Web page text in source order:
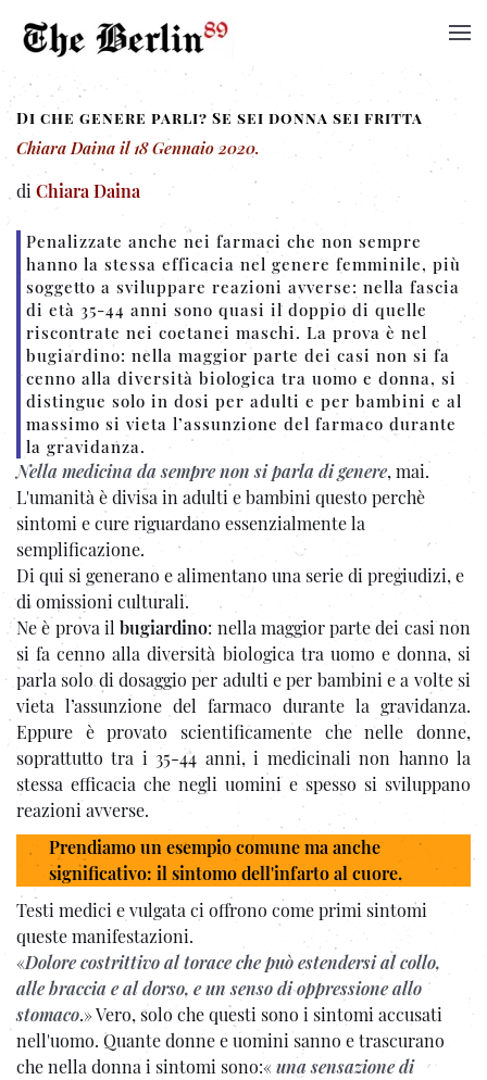
Di che genere parli? Se sei donna sei fritta
Chiara Daina il 18 Gennaio 2020.
di Chiara Daina
Penalizzate anche nei farmaci che non sempre
hanno la stessa efficacia nel genere femminile, più
soggetto a sviluppare reazioni avverse: nella fascia
di età 35-44 anni sono quasi il doppio di quelle
riscontrate nei coetanei maschi. La prova è nel
bugiardino: nella maggior parte dei casi non si fa
cenno alla diversità biologica tra uomo e donna, si
distingue solo in dosi per adulti e per bambini e al
massimo si vieta l’assunzione del farmaco durante
la gravidanza.
Nella medicina da sempre non si parla di genere, mai.
L'umanità è divisa in adulti e bambini questo perchè
sintomi e cure riguardano essenzialmente la
semplificazione.
Di qui si generano e alimentano una serie di pregiudizi, e
di omissioni culturali.
Ne è prova ilbugiardino: nella maggior parte dei casi non
si fa cenno alla diversità biologica tra uomo e donna, si
parla solo di dosaggio per adulti e per bambini e a volte si
vieta l’assunzione del farmaco durante la gravidanza.
Eppure è provato scientificamente che nelle donne,
soprattutto tra i 35-44 anni, i medicinali non hanno la
stessa efficacia che negli uomini e spesso si sviluppano
reazioni avverse.
Prendiamo un esempio comune ma anche
significativo: il sintomo dell'infarto al cuore.
Testi medici e vulgata ci offrono come primi sintomi
queste manifestazioni.
«Dolore costrittivo al torace che può estendersi al collo,
alle braccia e al dorso, e un senso di oppressione allo
stomaco.» Vero, solo che questi sono i sintomi accusati
nell'uomo. Quante donne e uomini sanno e trascurano
che nella donna i sintomi sono:« una sensazione di